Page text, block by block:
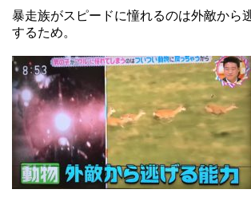
暴走族がスピードに憧れるのは外敵から
するため。